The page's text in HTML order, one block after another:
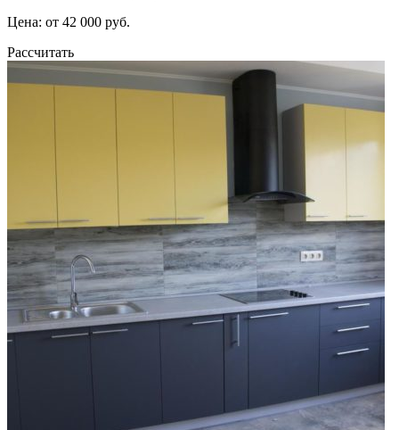
Цена: от 42 000 руб.
Рассчитать